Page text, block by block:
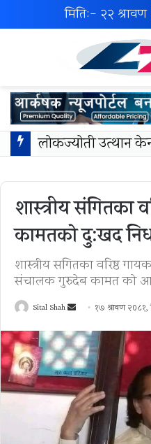
मिति:- २२
शास्त्रीय संगितका
कामतको दु:खद
शास्त्रीय सगितका वरिष्ठ
संचालक गुरुदेब कामत को
Sital Shah
Send
email
१७ श्रावण २०८१,